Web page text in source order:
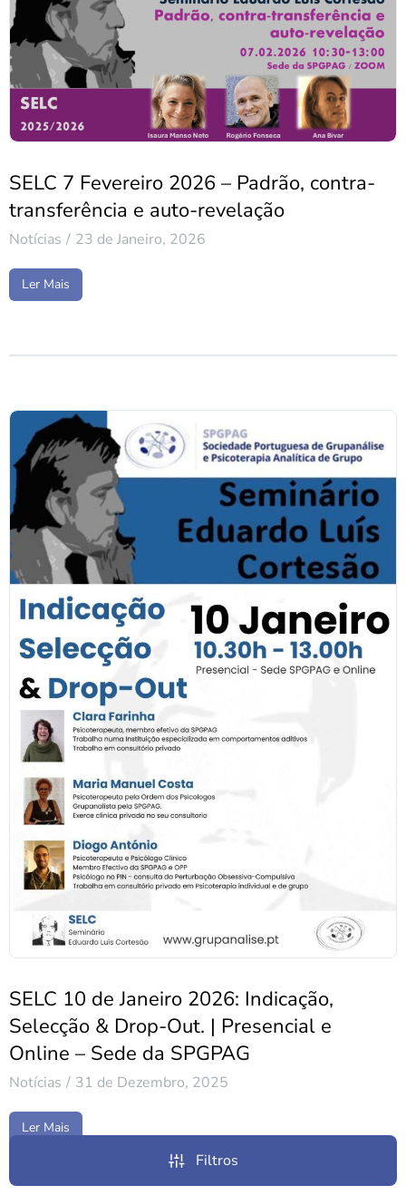
SELC 7 Fevereiro 2026 – Padrão, contra-
transferência e auto-revelação
Notícias 23 de Janeiro, 2026
Ler Mais
SELC 10 de Janeiro 2026: Indicação,
Selecção & Drop-Out. | Presencial e
Online – Sede da SPGPAG
Notícias 31 de Dezembro, 2025
Ler Mais
Filtros